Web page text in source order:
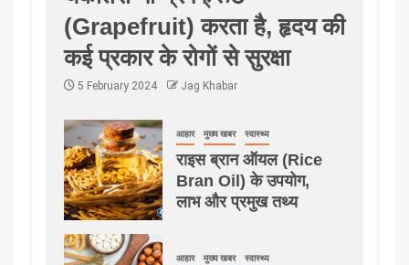
(Grapefruit) करता है, हृदय की
कई प्रकार के रोगों से सुरक्षा
5 February 2024 Jag Khabar
आहार मुख्य खबर स्वास्थ्य
राइस ब्रान ऑयल (Rice
Bran Oil) के उपयोग,
लाभ और प्रमुख तथ्य
आहार मुख्य खबर स्वास्थ्य